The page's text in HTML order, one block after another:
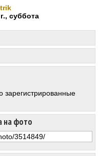
суббота
на фото
зарегистрированные